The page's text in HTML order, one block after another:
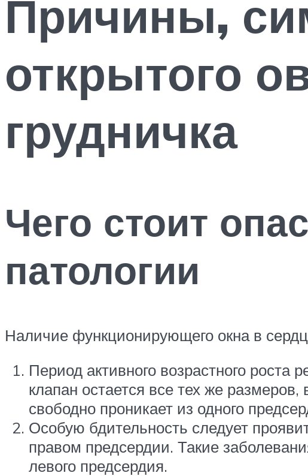
Причины,
открытого
грудничка
Чего стоит
патологии
Наличие функционирующего окна в
Период активного возрастного
клапан остается все тех же
свободно проникает из одного
Особую бдительность следует
правом предсердии. Такие
левого предсердия.